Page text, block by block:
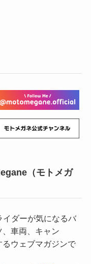
（モトメガ
イダーが気になるバ
車両、キャン
ウェブマガジンで